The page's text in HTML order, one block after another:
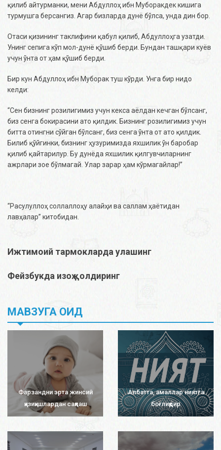
қилиб айтурманки, мени Абдуллоҳ ибн Муборакдек кишига
турмушга берсангиз. Агар бизларда дунё бўлса, унда дин бор.
Отаси қизининг таклифини қабул қилиб, Абдуллоҳга узатди.
Унинг сепига кўп мол-дунё қўшиб берди. Бундан ташқари куёв
учун ўнта от ҳам қўшиб берди.
Бир кун Абдуллоҳ ибн Муборак туш кўрди. Унга бир нидо
келди:
“Сен бизнинг розилигимиз учун кекса аёлдан кечган бўлсанг,
биз сенга бокирасини ато қилдик. Бизнинг розилигимиз учун
битта отингни сўйган бўлсанг, биз сенга ўнта от ато қилдик.
Билиб қўйгинки, бизнинг ҳузуримизда яхшилик ўн баробар
қилиб қайтарилур. Бу дунёда яхшилик қилгувчиларнинг
ажрлари зое бўлмагай. Улар зарар ҳам кўрмагайлар!”
“Расулуллоҳ соллаллоҳу алайҳи ва саллам ҳаётидан
лавҳалар” китобидан.
Ижтимоий тармокларда улашинг
Фейзбукда изоҳ қолдиринг
МАВЗУГА ОИД
Фарзандни эрта жинсий
қизиқишлардан сақлаш
Албатта, амаллар ниятга
боғлиқдир